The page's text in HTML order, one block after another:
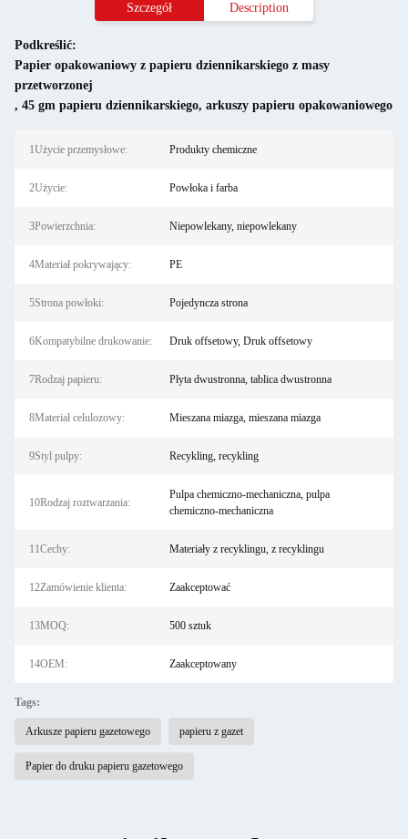
Szczegół Description
Podkreślić:
Papier opakowaniowy z papieru dziennikarskiego z masy
przetworzonej
, 45 gm papieru dziennikarskiego, arkuszy papieru opakowaniowego
1Użycie przemysłowe: Produkty chemiczne
2Użycie: Powłoka i farba
3Powierzchnia: Niepowlekany, niepowlekany
4Materiał pokrywający: PE
5Strona powłoki: Pojedyncza strona
6Kompatybilne drukowanie: Druk offsetowy, Druk offsetowy
7Rodzaj papieru: Płyta dwustronna, tablica dwustronna
8Materiał celulozowy: Mieszana miazga, mieszana miazga
9Styl pulpy: Recykling, recykling
10Rodzaj roztwarzania:
Pulpa chemiczno-mechaniczna, pulpa
chemiczno-mechaniczna
11Cechy: Materiały z recyklingu, z recyklingu
12Zamówienie klienta: Zaakceptować
13MOQ: 500 sztuk
14OEM: Zaakceptowany
Tags:
Arkusze papieru gazetowego papieru z gazet
Papier do druku papieru gazetowego